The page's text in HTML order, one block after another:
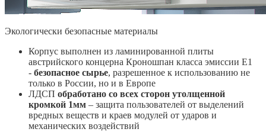
Экологически безопасные материалы
Корпус выполнен из ламинированной плиты
австрийского концерна Кроношпан класса эмиссии Е1
- безопасное сырье, разрешенное к использованию не
только в России, но и в Европе
ЛДСП обработано со всех сторон утолщенной
кромкой 1мм – защита пользователей от выделений
вредных веществ и краев модулей от ударов и
механических воздействий